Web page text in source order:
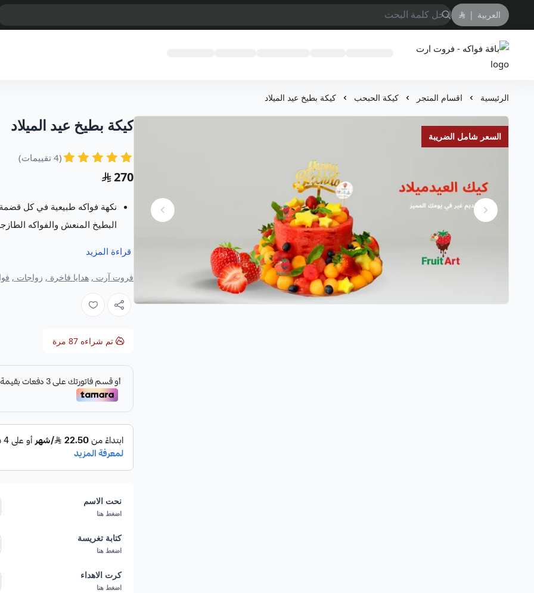
العربية |
باقة فواكه - فروت ارت
الرئيسية اقسام المتجر كيكة الحبحب كيكة بطيخ عيد الميلاد
السعر شامل الضريبة
كيكة بطيخ عيد الميلاد
(4 تقييمات)
270
نكهة فواكه طبيعية في كل
البطيخ المنعش والفواكه
مبتكرة ومميزة تسر كل من
المواصفات:
القسم:اعياد الميلاد
المحتويات:
( بطيخ ، شمام ،
المنعش )
تكفي 20 فرد.
مميزات كيكة الحبحب (
كيكه فواكه طازجة: تجمع كيكة
الفراولة والتوت، ما يضمن لك
الحفلات أو التجمعات العائلية.
تصميم جذاب: تم تزيين كيكة
المنعش، مما يضفي عليها مظهرًا
مذاق منعش وطبيعي: الفواكه
كيكة الحبحب خيارًا مثاليًا في
مناسبة للعديد من المناسبات:
قراءة المزيد
فروت آرت , هدايا فاخرة , زواجات ,
تم شراءه 87 مرة
نحت الاسم
اضغط هنا
كتابة تغريسة
اضغط هنا
كرت الاهداء
اضغط هنا